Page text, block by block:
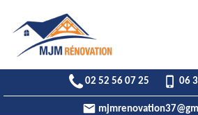
02 52 56 07 25 06